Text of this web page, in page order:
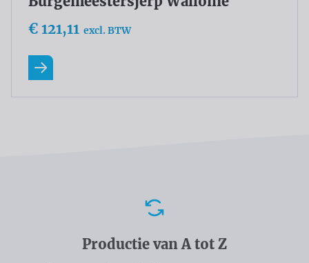
€ 121,11 excl. BTW
Lees meer
Productie van A tot Z